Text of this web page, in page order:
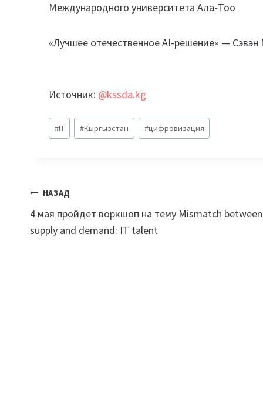
Международного университета Ала-Тоо
«Лучшее отечественное AI-решение» — Сэвэн
Источник: @kssda.kg
Метки
записи:
#IT #Кыргызстан #цифровизация
Навигация
по
НАЗАД
4 мая пройдет воркшоп на тему Mismatch between
supply and demand: IT talent